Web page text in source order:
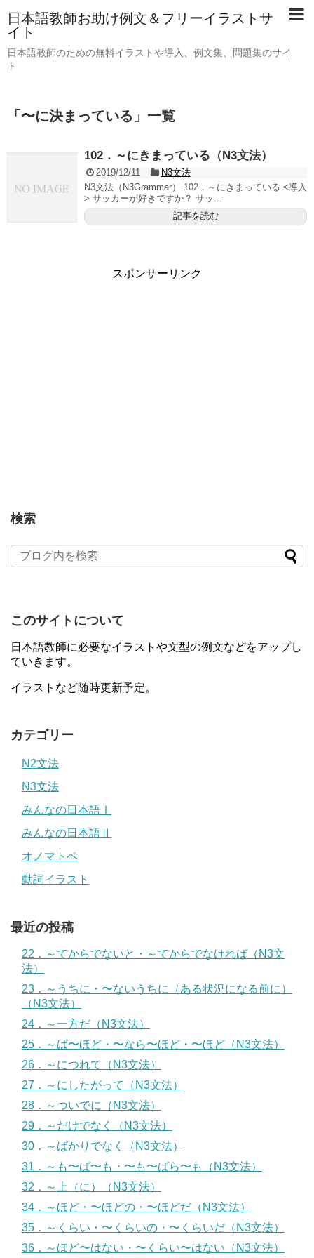
日本語教師お助け例文＆フリーイラストサ
イト
日本語教師のための無料イラストや導入、例文集、問題集のサイ
ト
「 〜に決まっている 」 一覧
102．～にきまっている（N3文法）
2019/12/11
N3文法
N3文法（N3Grammar） 102．～にきまっている <導入
> サッカーが好きですか？ サッ...
記事を読む
スポンサーリンク
検索
このサイトについて
日本語教師に必要なイラストや文型の例文などをアップし
ていきます。
イラストなど随時更新予定。
カテゴリー
N2文法
N3文法
みんなの日本語Ⅰ
みんなの日本語Ⅱ
オノマトペ
動詞イラスト
最近の投稿
22．～てからでないと・～てからでなければ（N3文
法）
23．～うちに・〜ないうちに（ある状況になる前に）
（N3文法）
24．～一方だ（N3文法）
25．～ば〜ほど・〜なら〜ほど・〜ほど（N3文法）
26．～につれて（N3文法）
27．～にしたがって（N3文法）
28．～ついでに（N3文法）
29．～だけでなく（N3文法）
30．～ばかりでなく（N3文法）
31．～も〜ば〜も・〜も〜ばら〜も（N3文法）
32．～上（に）（N3文法）
34．～ほど・〜ほどの・〜ほどだ（N3文法）
35．～くらい・〜くらいの・〜くらいだ（N3文法）
36．～ほど〜はない・〜くらい〜はない（N3文法）